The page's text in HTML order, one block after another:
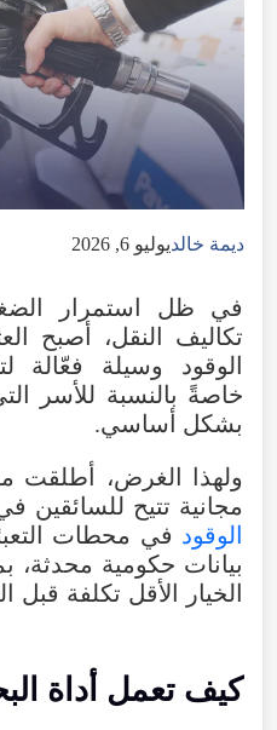
ديمة خالديوليو 6, 2026
في ظل استمرار
تكاليف النقل، أصبح
الوقود
وسيلة فعّالة
خاصةً بالنسبة للأسر
بشكل أساسي.
ولهذا الغرض، أطلقت
مجانية تتيح للسائقين
الوقود في محطات
بيانات حكومية محدثة،
الخيار
الأقل تكلفة قبل
كيف تعمل أداة